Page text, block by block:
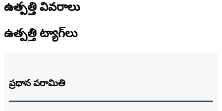
ఉత్పత్తి వివరాలు
ఉత్పత్తి ట్యాగ్‌లు
ప్రధాన పరామితి